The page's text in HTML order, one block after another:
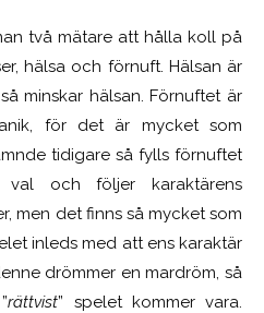
två mätare att hålla koll på
hälsa och förnuft. Hälsan är
minskar hälsan. Förnuftet är
för det är mycket som
tidigare så fylls förnuftet
och följer karaktärens
men det finns så mycket som
inleds med att ens karaktär
drömmer en mardröm, så
rättvist” spelet kommer vara.